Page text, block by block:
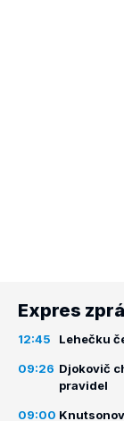
Expres
12:45 Lehečku
09:26 Djokovič
pravidel
09:00